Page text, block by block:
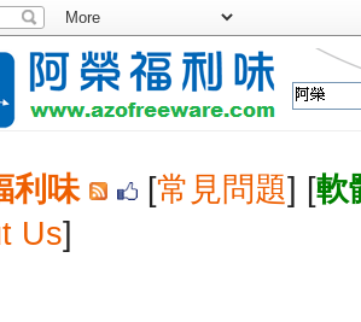
利味 [常見問題] [軟
Us]